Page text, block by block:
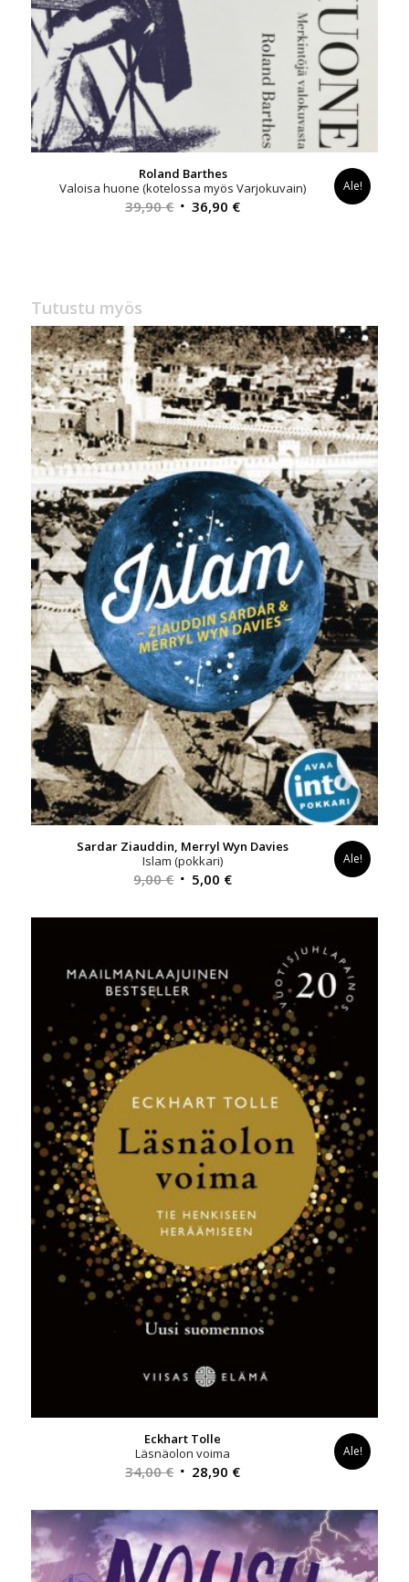
Roland Barthes
Valoisa huone (kotelossa myös Varjokuvain)
39,90€ Alkuperäinen
36,90 €Nykyinen
Ale!
Tutustu myös
Sardar Ziauddin, Merryl Wyn Davies
Islam (pokkari)
9,00€ Alkuperäinen
oli:
5,00 €Nykyinen
on:
Ale!
Eckhart Tolle
Läsnäolon voima
34,00€ Alkuperäinen
oli:
34,00 €.
28,90 €Nykyinen
on:
28,90 €.
Ale!